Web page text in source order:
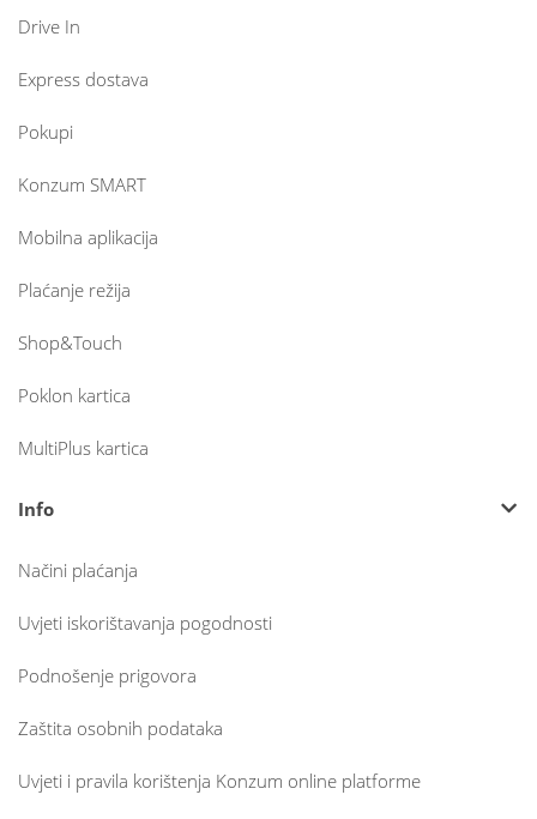
Drive In
Express dostava
Pokupi
Konzum SMART
Mobilna aplikacija
Plaćanje režija
Shop&Touch
Poklon kartica
MultiPlus kartica
Info
Načini plaćanja
Uvjeti iskorištavanja pogodnosti
Podnošenje prigovora
Zaštita osobnih podataka
Uvjeti i pravila korištenja Konzum online platforme